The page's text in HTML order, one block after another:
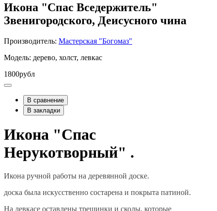
Икона "Спас Вседержитель"
Звенигородского, Деисусного чина
Производитель: Мастерская "Богомаз"
Модель: дерево, холст, левкас
1800рубл
В сравнение
В закладки
Икона "Спас
Нерукотворный" .
Икона ручной работы на деревянной доске.
доска была искусственно состарена и покрыта патиной.
На левкасе оставлены трещинки и сколы, которые